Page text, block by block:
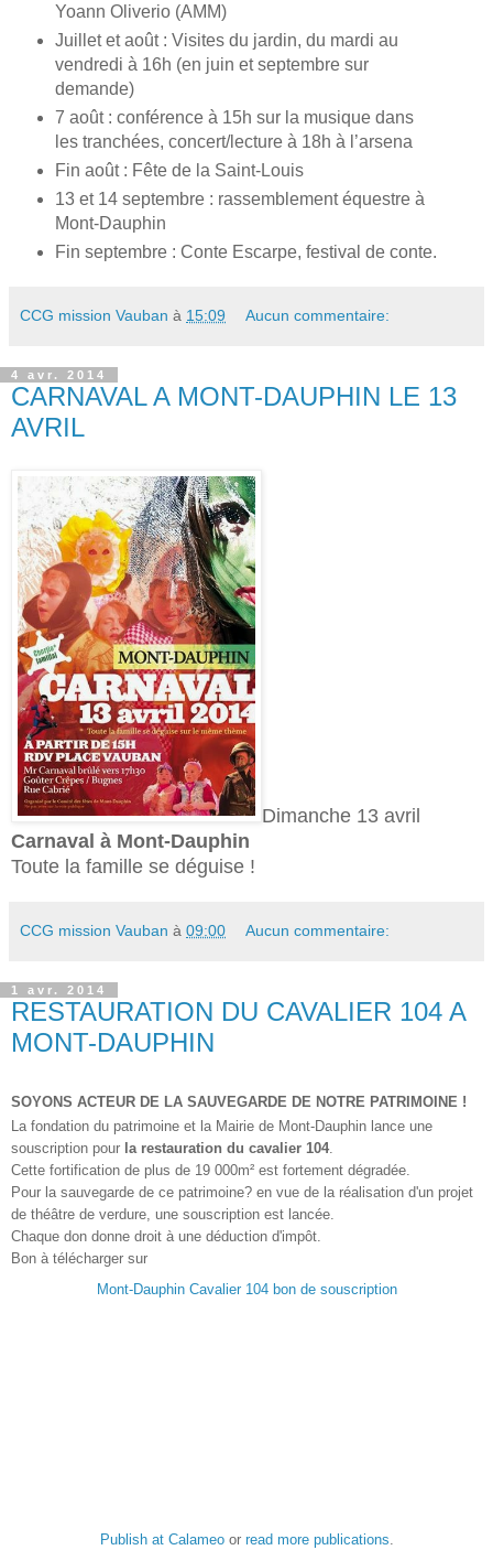
Yoann Oliverio (AMM)
Juillet et août : Visites du jardin, du mardi au
vendredi à 16h (en juin et septembre sur
demande)
7 août : conférence à 15h sur la musique dans
les tranchées, concert/lecture à 18h à l’arsena
Fin août : Fête de la Saint-Louis
13 et 14 septembre : rassemblement équestre à
Mont-Dauphin
Fin septembre : Conte Escarpe, festival de conte.
CCG mission Vauban à 15:09 Aucun commentaire:
4 avr. 2014
CARNAVAL A MONT-DAUPHIN LE 13
AVRIL
Dimanche 13 avril
Carnaval à Mont-Dauphin
Toute la famille se déguise !
CCG mission Vauban à 09:00 Aucun commentaire:
1 avr. 2014
RESTAURATION DU CAVALIER 104 A
MONT-DAUPHIN
SOYONS ACTEUR DE LA SAUVEGARDE DE NOTRE PATRIMOINE !
La fondation du patrimoine et la Mairie de Mont-Dauphin lance une
souscription pour la restauration du cavalier 104.
Cette fortification de plus de 19 000m² est fortement dégradée.
Pour la sauvegarde de ce patrimoine? en vue de la réalisation d'un projet
de théâtre de verdure, une souscription est lancée.
Chaque don donne droit à une déduction d'impôt.
Bon à télécharger sur
Mont-Dauphin Cavalier 104 bon de souscription
Publish at Calameoor read more publications.